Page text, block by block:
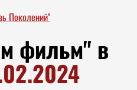
Поколений"
фильм" в